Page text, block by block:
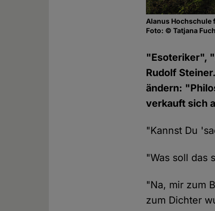
Alanus Hochschule
Foto: © Tatjana
"Esoteriker",
Rudolf
ändern:
verkauft sich
"Kannst Du
"Was soll das
"Na, mir zum
zum Dichter